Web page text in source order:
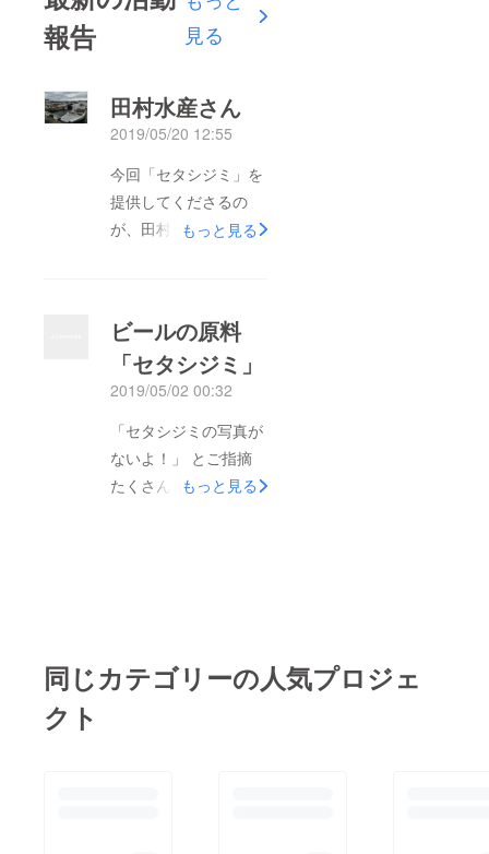
報告
見る
田村水産さん
2019/05/20 12:55
今回「セタシジミ」を
提供してくださるの
が、田村水産の田村さ
く方法を色々教えてく
ださいました。 心
配していた5月～7月の
禁漁期間ですが、冷凍
保存されたセタシジミ
があるそうです。さら
したところ、それなら
コレがいいよ！と教え
もっと見る
ビールの原料
「セタシジミ」
2019/05/02 00:32
「セタシジミの写真が
ないよ！」 とご指摘
たくさんいただきまし
味成分の一種である
もっと見る
同じカテゴリーの人気プロジェ
クト